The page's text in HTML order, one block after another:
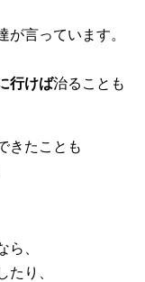
言っています。
行けば治ることも
きたことも
ら、
たり、